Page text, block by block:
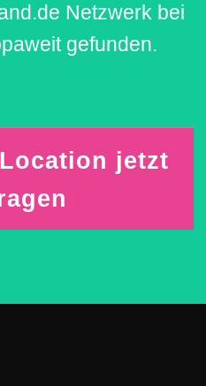
Netzwerk bei
gefunden.
jetzt